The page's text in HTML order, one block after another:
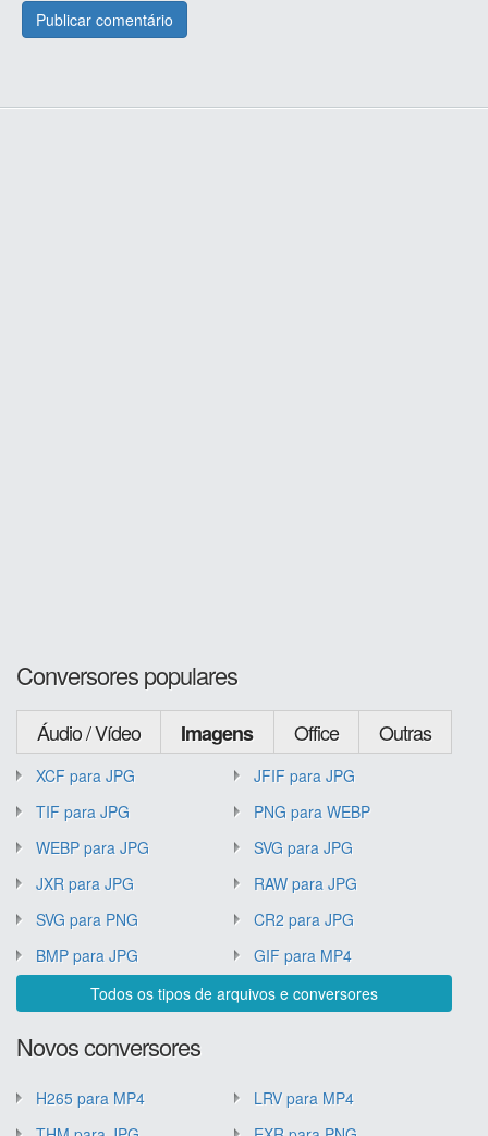
Conversores populares
Áudio / Vídeo Imagens Office Outras
XCF para JPG
JFIF para JPG
TIF para JPG
PNG para WEBP
WEBP para JPG
SVG para JPG
JXR para JPG
RAW para JPG
SVG para PNG
CR2 para JPG
BMP para JPG
GIF para MP4
Todos os tipos de arquivos e conversores
Novos conversores
H265 para MP4
LRV para MP4